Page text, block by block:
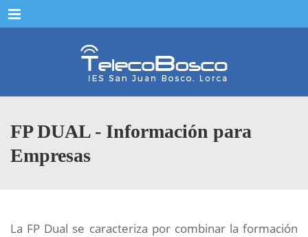
Menu
FP DUAL - Información para
Empresas
La FP Dual se caracteriza por combinar la formación